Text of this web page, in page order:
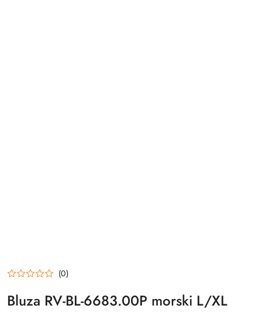
(0)
Bluza RV-BL-6683.00P morski L/XL